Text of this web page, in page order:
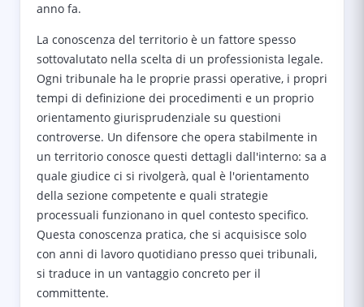
anno fa.
La conoscenza del territorio è un fattore spesso
sottovalutato nella scelta di un professionista legale.
Ogni tribunale ha le proprie prassi operative, i propri
tempi di definizione dei procedimenti e un proprio
orientamento giurisprudenziale su questioni
controverse. Un difensore che opera stabilmente in
un territorio conosce questi dettagli dall'interno: sa a
quale giudice ci si rivolgerà, qual è l'orientamento
della sezione competente e quali strategie
processuali funzionano in quel contesto specifico.
Questa conoscenza pratica, che si acquisisce solo
con anni di lavoro quotidiano presso quei tribunali,
si traduce in un vantaggio concreto per il
committente.